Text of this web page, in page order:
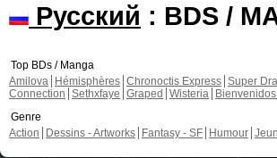
Русский : BDS /
Top BDs / Manga
Amilova
Hémisphères Chronoctis Express Super
Connection Sethxfaye Graped Wisteria
Genre
Action
Dessins - Artworks Fantasy - SF Humour